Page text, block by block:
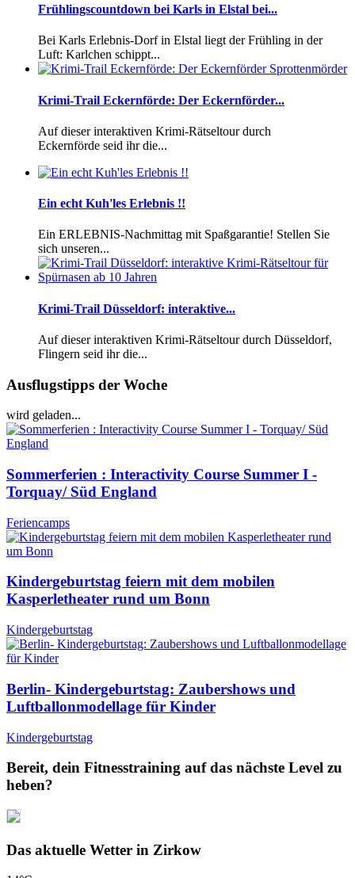
Frühlingscountdown bei Karls in Elstal bei...
Bei Karls Erlebnis-Dorf in Elstal liegt der Frühling in der
Luft: Karlchen schippt...
Krimi-Trail Eckernförde: Der Eckernförder...
Auf dieser interaktiven Krimi-Rätseltour durch
Eckernförde seid ihr die...
Ein echt Kuh'les Erlebnis !!
Ein ERLEBNIS-Nachmittag mit Spaßgarantie! Stellen Sie
sich unseren...
Krimi-Trail Düsseldorf: interaktive...
Auf dieser interaktiven Krimi-Rätseltour durch Düsseldorf,
Flingern seid ihr die...
Ausflugstipps der Woche
wird geladen...
Sommerferien : Interactivity Course Summer I -
Torquay/ Süd England
Feriencamps
Kindergeburtstag feiern mit dem mobilen
Kasperletheater rund um Bonn
Kindergeburtstag
Berlin- Kindergeburtstag: Zaubershows und
Luftballonmodellage für Kinder
Kindergeburtstag
Bereit, dein Fitnesstraining auf das nächste Level zu
heben?
Das aktuelle Wetter in Zirkow